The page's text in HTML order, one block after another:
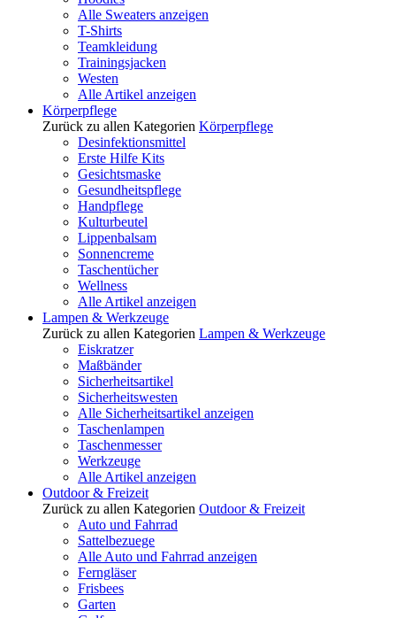
Alle Sweaters anzeigen
T-Shirts
Teamkleidung
Trainingsjacken
Westen
Alle Artikel anzeigen
Körperpflege
Zurück zu allen Kategorien Körperpflege
Desinfektionsmittel
Erste Hilfe Kits
Gesichtsmaske
Gesundheitspflege
Handpflege
Kulturbeutel
Lippenbalsam
Sonnencreme
Taschentücher
Wellness
Alle Artikel anzeigen
Lampen & Werkzeuge
Zurück zu allen Kategorien Lampen & Werkzeuge
Eiskratzer
Maßbänder
Sicherheitsartikel
Sicherheitswesten
Alle Sicherheitsartikel anzeigen
Taschenlampen
Taschenmesser
Werkzeuge
Alle Artikel anzeigen
Outdoor & Freizeit
Zurück zu allen Kategorien Outdoor & Freizeit
Auto und Fahrrad
Sattelbezuege
Alle Auto und Fahrrad anzeigen
Ferngläser
Frisbees
Garten